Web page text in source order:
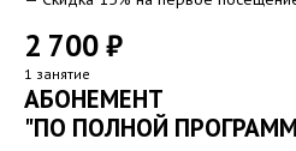
2 700 ₽
1 занятие
АБОНЕМЕНТ
"ПО ПОЛНОЙ